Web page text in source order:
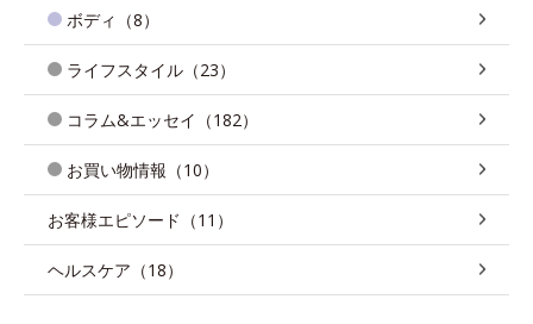
ボディ（8）
ライフスタイル（23）
コラム&エッセイ（182）
お買い物情報（10）
お客様エピソード（11）
ヘルスケア（18）